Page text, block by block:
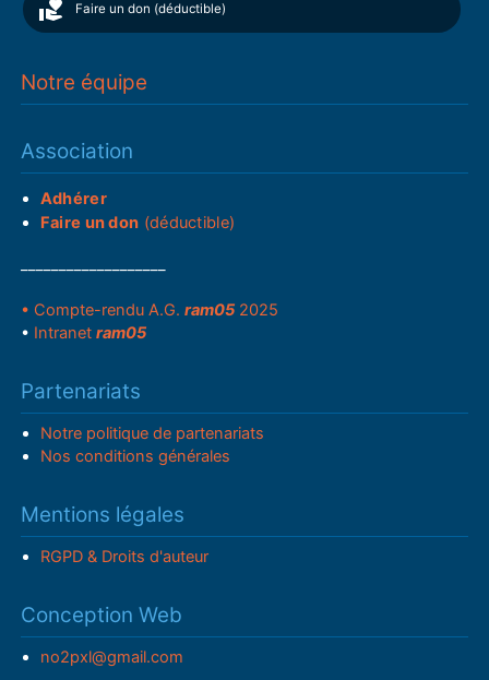
Faire un don (déductible)
Notre équipe
Association
Adhérer
Faire un don (déductible)
• Compte-rendu A.G.ram05 2025
• Intranetram05
Partenariats
Notre politique de partenariats
Nos conditions générales
Mentions légales
RGPD & Droits d'auteur
Conception Web
no2pxl@gmail.com